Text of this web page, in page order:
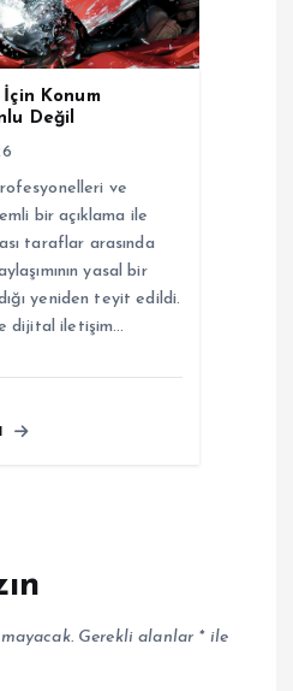
Konum
Değil
ve
bir açıklama ile
taraflar arasında
yasal bir
yeniden teyit edildi.
dijital iletişim…
Gerekli alanlar *ile